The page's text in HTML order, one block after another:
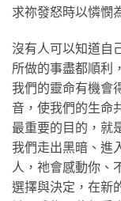
求祢發怒時以憐憫
沒有人可以知道自
所做的事盡都順利
我們的靈命有機會
音，使我們的生命
最重要的目的，就
我們走出黑暗、進
人，祂會感動你、
選擇與決定，在新